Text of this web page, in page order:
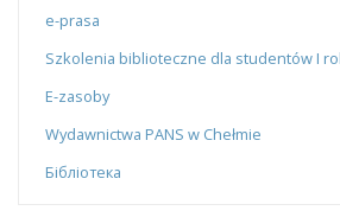
e-prasa
Szkolenia biblioteczne dla studentów I
E-zasoby
Wydawnictwa PANS w Chełmie
Бібліотека